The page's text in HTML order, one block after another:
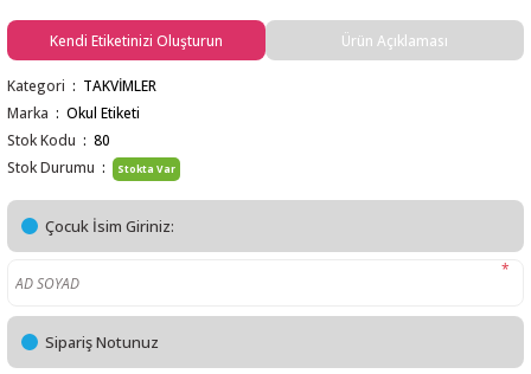
Kendi Etiketinizi Oluşturun Ürün Açıklaması
Kategori
TAKVİMLER
Marka
Okul Etiketi
Stok Kodu
80
Stok Durumu
Stokta Var
Çocuk İsim Giriniz:
*
Sipariş Notunuz